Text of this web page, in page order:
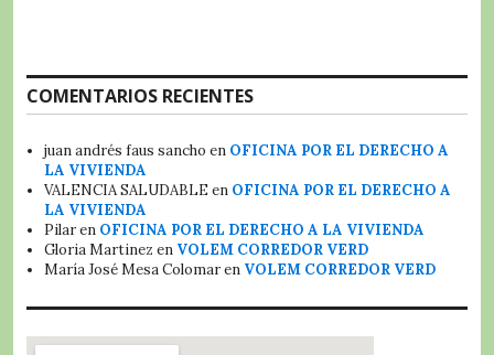
COMENTARIOS RECIENTES
juan andrés faus sancho en OFICINA POR EL DERECHO A
LA VIVIENDA
VALENCIA SALUDABLE en OFICINA POR EL DERECHO A
LA VIVIENDA
Pilaren OFICINA POR EL DERECHO A LA VIVIENDA
Gloria Martinez en VOLEM CORREDOR VERD
María José Mesa Colomaren VOLEM CORREDOR VERD